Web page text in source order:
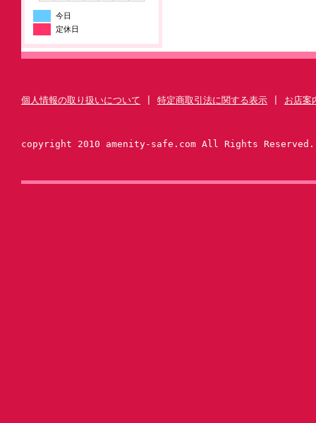
今日
定休日
個人情報の取り扱いについて 特定商取引法に関する表示 お店案
copyright 2010 amenity-safe.com All Rights Reserved.